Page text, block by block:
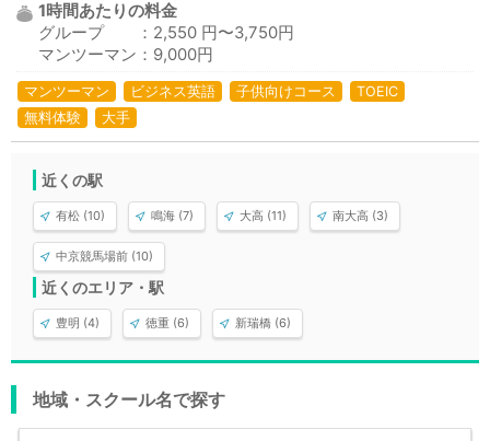
1時間あたりの料金
グループ ：2,550 円〜3,750円
マンツーマン：9,000円
マンツーマン ビジネス英語 子供向けコース
TOEIC
無料体験
大手
近くの駅
有松 (10) 鳴海 (7) 大高 (11) 南大高 (3)
中京競馬場前 (10)
近くのエリア・駅
豊明 (4) 徳重 (6) 新瑞橋 (6)
地域・スクール名で探す